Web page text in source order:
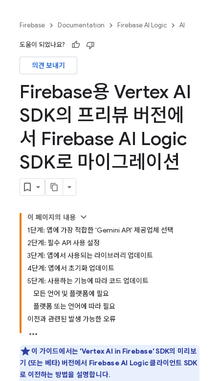
Firebase Documentation Firebase AI Logic AI
도움이 되었나요?
의견 보내기
Firebase용 Vertex AI
SDK의 프리뷰 버전에
서 Firebase AI Logic
SDK로 마이그레이션
이 페이지의 내용
1단계: 앱에 가장 적합한 'Gemini API' 제공업체 선택
2단계: 필수 API 사용 설정
3단계: 앱에서 사용되는 라이브러리 업데이트
4단계: 앱에서 초기화 업데이트
5단계: 사용하는 기능에 따라 코드 업데이트
모든 언어 및 플랫폼에 필요
플랫폼 또는 언어에 따라 필요
이전과 관련된 발생 가능한 오류
이 가이드에서는 'Vertex AI in Firebase' SDK의 미리보
기 (또는 베타) 버전에서 Firebase AI Logic클라이언트 SDK
로 이전하는 방법을 설명합니다.